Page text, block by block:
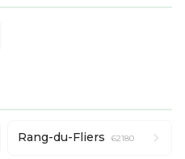
Rang-du-Fliers 62180